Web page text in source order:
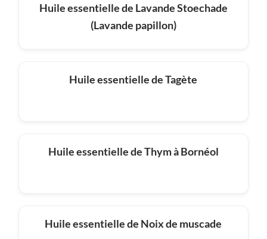
Huile essentielle de Lavande Stoechade
(Lavande papillon)
Huile essentielle de Tagète
Huile essentielle de Thym à Bornéol
Huile essentielle de Noix de muscade